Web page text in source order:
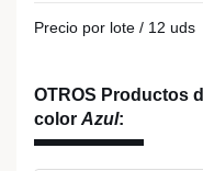
Precio por lote / 12 uds
OTROS Productos
color Azul: